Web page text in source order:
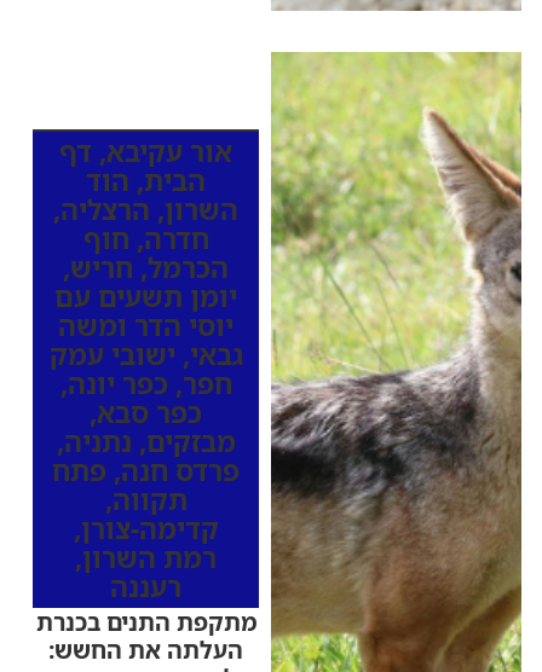
אור עקיבא, דף
הבית, הוד
השרון, הרצליה,
חדרה, חוף
הכרמל, חריש,
יומן תשעים עם
יוסי הדר ומשה
גבאי, ישובי עמק
חפר, כפר יונה,
כפר סבא,
מבזקים, נתניה,
פרדס חנה, פתח
תקווה,
קדימה-צורן,
רמת השרון,
רעננה
מתקפת התנים בכנרת
העלתה את החשש: